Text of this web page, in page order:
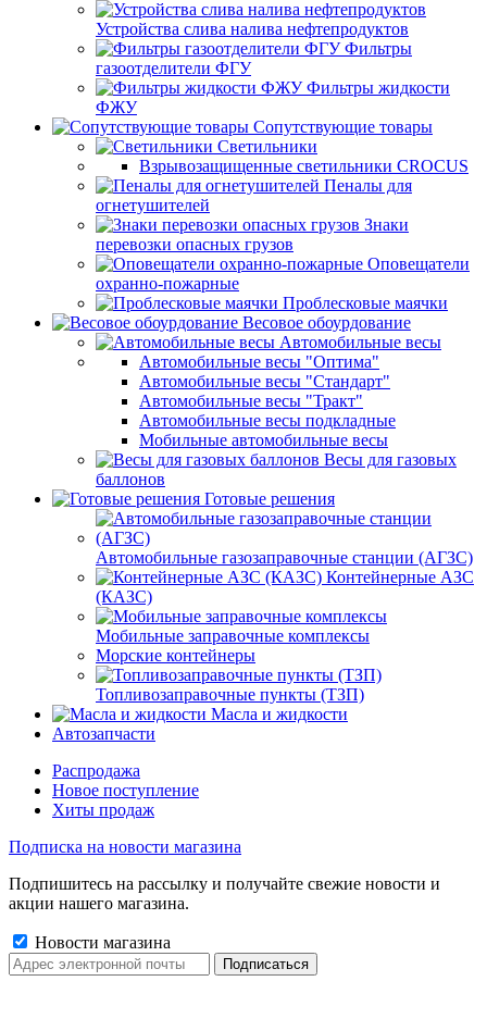
Устройства слива налива нефтепродуктов
Фильтры
газоотделители ФГУ
Фильтры жидкости
ФЖУ
Сопутствующие товары
Светильники
Взрывозащищенные светильники CROCUS
Пеналы для
огнетушителей
Знаки
перевозки опасных грузов
Оповещатели
охранно-пожарные
Проблесковые маячки
Весовое обоурдование
Автомобильные весы
Автомобильные весы "Оптима"
Автомобильные весы "Стандарт"
Автомобильные весы "Тракт"
Автомобильные весы подкладные
Мобильные автомобильные весы
Весы для газовых
баллонов
Готовые решения
Автомобильные газозаправочные станции (АГЗС)
Контейнерные АЗС
(КАЗС)
Мобильные заправочные комплексы
Морские контейнеры
Топливозаправочные пункты (ТЗП)
Масла и жидкости
Автозапчасти
Распродажа
Новое поступление
Хиты продаж
Подписка на новости магазина
Подпишитесь на рассылку и получайте свежие новости и
акции нашего магазина.
Новости магазина